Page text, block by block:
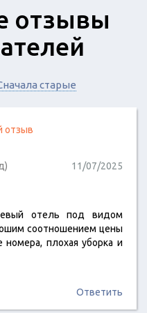
отзывы
старые
отзыв
11/07/2025
отель под видом
соотношением цены
плохая уборка и
Ответить